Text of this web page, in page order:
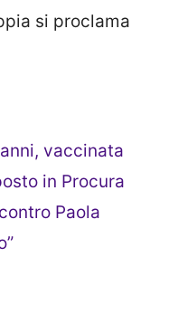
si proclama
vaccinata
in Procura
Paola